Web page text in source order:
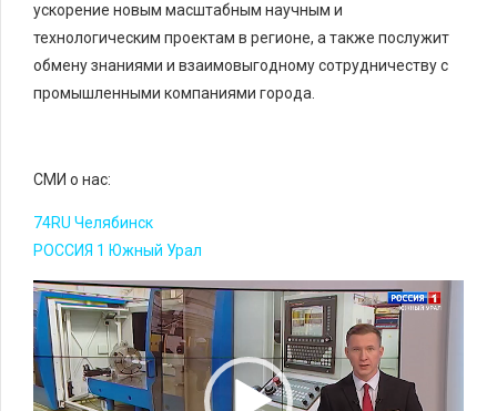
ускорение новым масштабным научным и
технологическим проектам в регионе, а также послужит
обмену знаниями и взаимовыгодному сотрудничеству с
промышленными компаниями города.
СМИ о нас:
74RU Челябинск
РОССИЯ 1 Южный Урал
Видеоплеер